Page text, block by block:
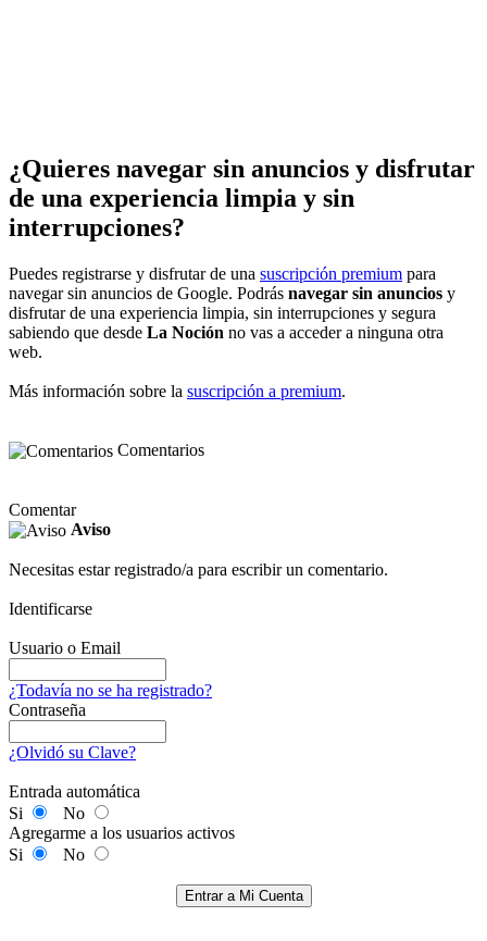
¿Quieres navegar sin anuncios y disfrutar
de una experiencia limpia y sin
interrupciones?
Puedes registrarse y disfrutar de una suscripción premium para
navegar sin anuncios de Google. Podrás navegar sin anuncios y
disfrutar de una experiencia limpia, sin interrupciones y segura
sabiendo que desde La Noción no vas a acceder a ninguna otra
web.
Más información sobre la suscripción a premium.
Comentarios
Comentar
Aviso
Necesitas estar registrado/a para escribir un comentario.
Identificarse
Usuario o Email
¿Todavía no se ha registrado?
Contraseña
¿Olvidó su Clave?
Entrada automática
Si
No
Agregarme a los usuarios activos
Si
No
Entrar a Mi Cuenta